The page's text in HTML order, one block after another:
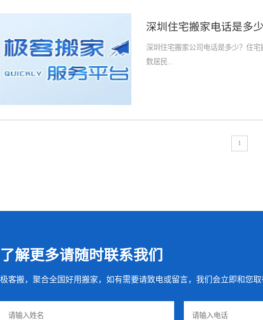
深圳住宅搬家电话是多少
深圳住宅搬家公司电话是多少？住
数居民...
1
了解更多请随时联系我们
极客搬，聚合全国好用搬家，如有需要请致电或留言，我们会立即和您取